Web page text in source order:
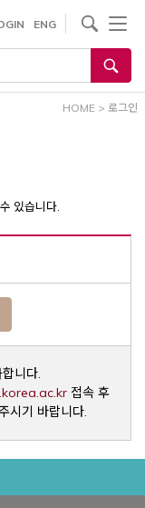
ENG
HOME > 로그인
있습니다.
니다.
Opens a
접속 후
시기 바랍니다.